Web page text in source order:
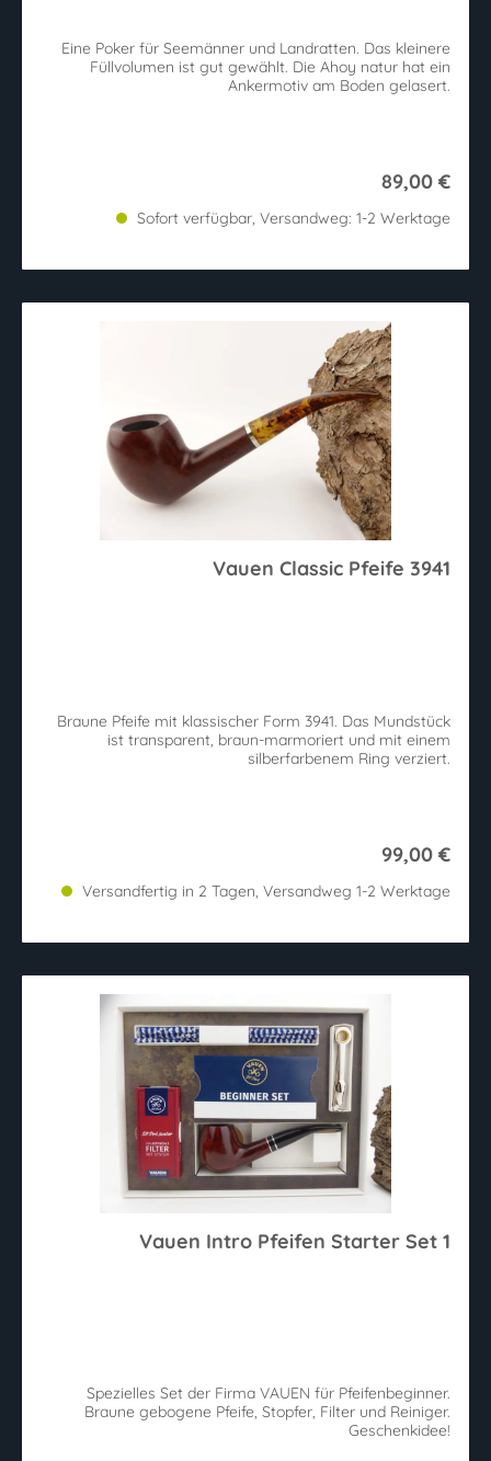
Eine Poker für Seemänner und Landratten. Das kleinere
Füllvolumen ist gut gewählt. Die Ahoy natur hat ein
Ankermotiv am Boden gelasert.
89,00 €
Sofort verfügbar, Versandweg: 1-2 Werktage
Vauen Classic Pfeife 3941
Braune Pfeife mit klassischer Form 3941. Das Mundstück
ist transparent, braun-marmoriert und mit einem
silberfarbenem Ring verziert.
99,00 €
Versandfertig in 2 Tagen, Versandweg 1-2 Werktage
Vauen Intro Pfeifen Starter Set 1
Spezielles Set der Firma VAUEN für Pfeifenbeginner.
Braune gebogene Pfeife, Stopfer, Filter und Reiniger.
Geschenkidee!